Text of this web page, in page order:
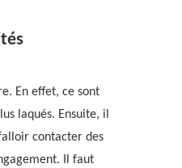
En effet, ce sont
laqués. Ensuite, il
contacter des
Il faut